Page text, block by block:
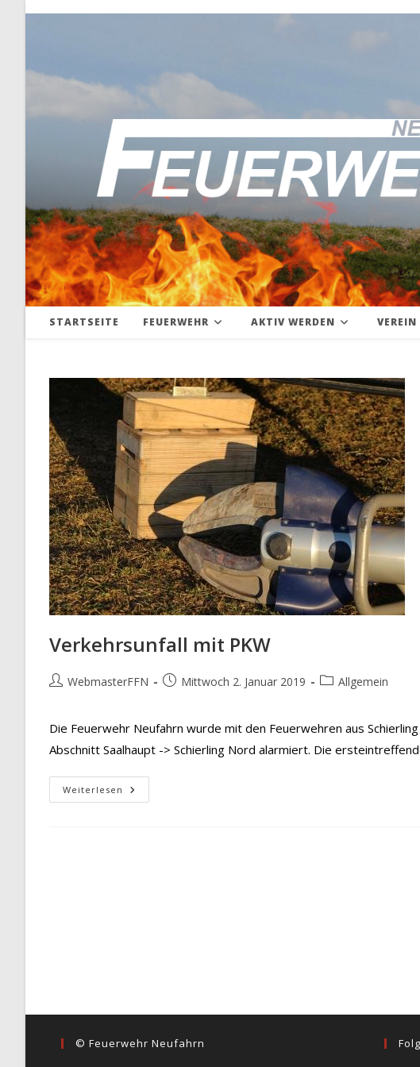
STARTSEITE FEUERWEHR AKTIV WERDEN VEREIN
Verkehrsunfall mit PKW
Beitrags-
WebmasterFFN
BeitragMittwoch 2. Januar 2019
Beitrags-
Allgemein
Die Feuerwehr Neufahrn wurde mit den Feuerwehren aus
Abschnitt Saalhaupt -> Schierling Nord alarmiert. Die
Weiterlesen Verkehrsunfall
Mit
© Feuerwehr Neufahrn